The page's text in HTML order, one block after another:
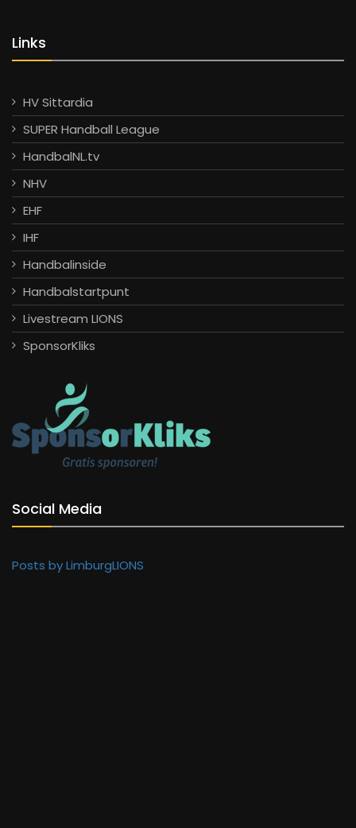
Links
HV Sittardia
SUPER Handball League
HandbalNL.tv
NHV
EHF
IHF
Handbalinside
Handbalstartpunt
Livestream LIONS
SponsorKliks
Social Media
Posts by LimburgLIONS